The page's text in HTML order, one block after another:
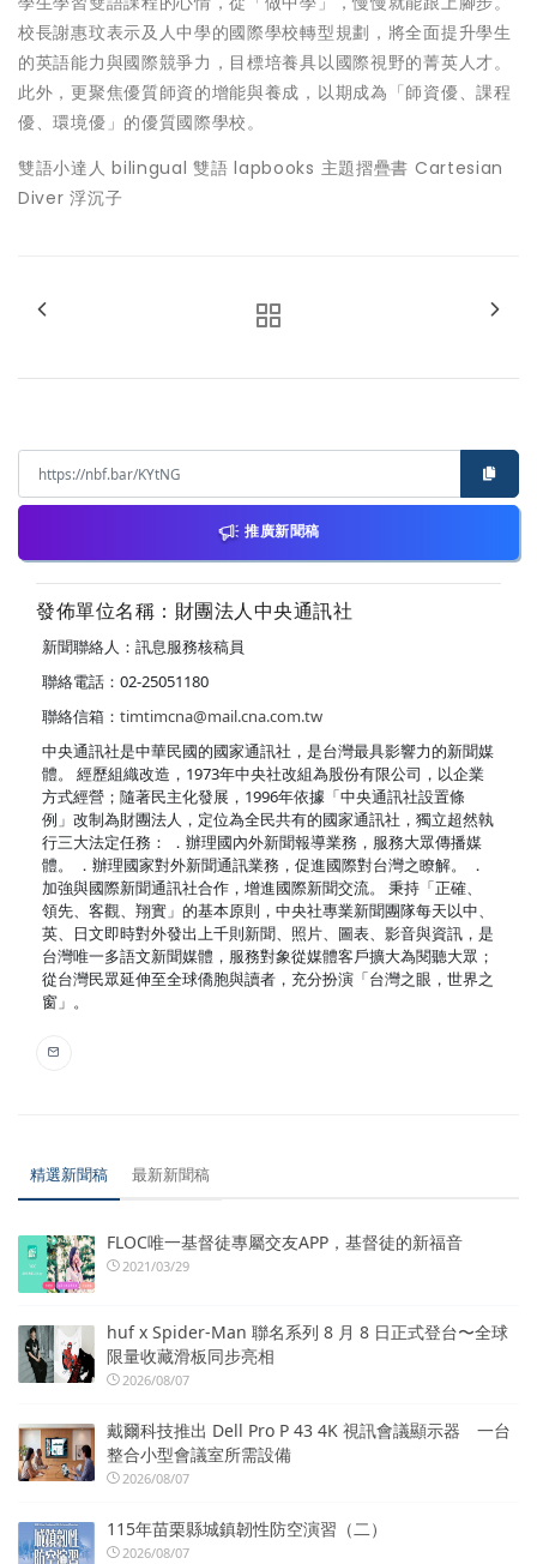
校長謝惠玟表示及人中學的國際學校轉型規劃，將全面提升學生
的英語能力與國際競爭力，目標培養具以國際視野的菁英人才。
此外，更聚焦優質師資的增能與養成，以期成為「師資優、課程
優、環境優」的優質國際學校。
雙語小達人 bilingual 雙語 lapbooks 主題摺疊書 Cartesian
Diver 浮沉子
推廣新聞稿
發佈單位名稱：財團法人中央通訊社
新聞聯絡人：訊息服務核稿員
聯絡電話：02-25051180
聯絡信箱： timtimcna@mail.cna.com.tw
中央通訊社是中華民國的國家通訊社，是台灣最具影響力的新聞媒
體。 經歷組織改造，1973年中央社改組為股份有限公司，以企業
方式經營；隨著民主化發展，1996年依據「中央通訊社設置條
例」改制為財團法人，定位為全民共有的國家通訊社，獨立超然執
行三大法定任務： ．辦理國內外新聞報導業務，服務大眾傳播媒
體。 ．辦理國家對外新聞通訊業務，促進國際對台灣之瞭解。 ．
加強與國際新聞通訊社合作，增進國際新聞交流。 秉持「正確、
領先、客觀、翔實」的基本原則，中央社專業新聞團隊每天以中、
英、日文即時對外發出上千則新聞、照片、圖表、影音與資訊，是
台灣唯一多語文新聞媒體，服務對象從媒體客戶擴大為閱聽大眾；
從台灣民眾延伸至全球僑胞與讀者，充分扮演「台灣之眼，世界之
窗」。
精選新聞稿 最新新聞稿
FLOC唯一基督徒專屬交友APP，基督徒的新福音
2021/03/29
huf x Spider-Man 聯名系列 8 月 8 日正式登台〜全球
限量收藏滑板同步亮相
2026/08/07
戴爾科技推出 Dell Pro P 43 4K 視訊會議顯示器 一台
整合小型會議室所需設備
2026/08/07
115年苗栗縣城鎮韌性防空演習（二）
2026/08/07